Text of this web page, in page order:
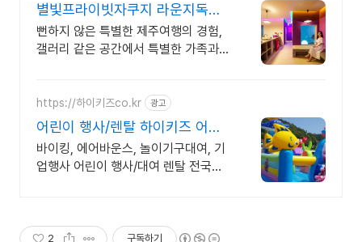
별빛프라이빗자쿠지 라운지독채
사진보다 더좋아요. 찐 리뷰
뻔하지 않은 특별한 제주여행의 경험,
갤러리 같은 공간에서 특별한 가족과
넓은잔디정원
https://하이키즈co.kr 광고
어린이 행사/렌탈 하이키즈 어린
이 행사 대여 전문
바이킹, 에어바운스, 놀이기구대여, 기
업행사 어린이 행사/대여 렌탈 전국출
2 구독하기